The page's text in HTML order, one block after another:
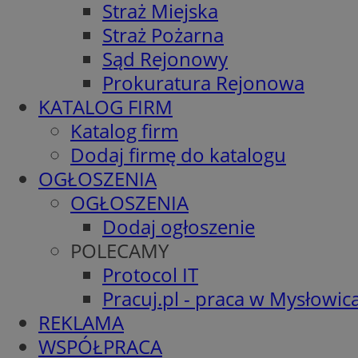
Straż Miejska
Straż Pożarna
Sąd Rejonowy
Prokuratura Rejonowa
KATALOG FIRM
Katalog firm
Dodaj firmę do katalogu
OGŁOSZENIA
OGŁOSZENIA
Dodaj ogłoszenie
POLECAMY
Protocol IT
Pracuj.pl - praca w
REKLAMA
WSPÓŁPRACA